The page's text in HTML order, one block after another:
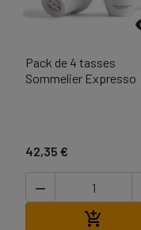
Pack de 4 tasses
Sommelier Expresso
42,35 €

